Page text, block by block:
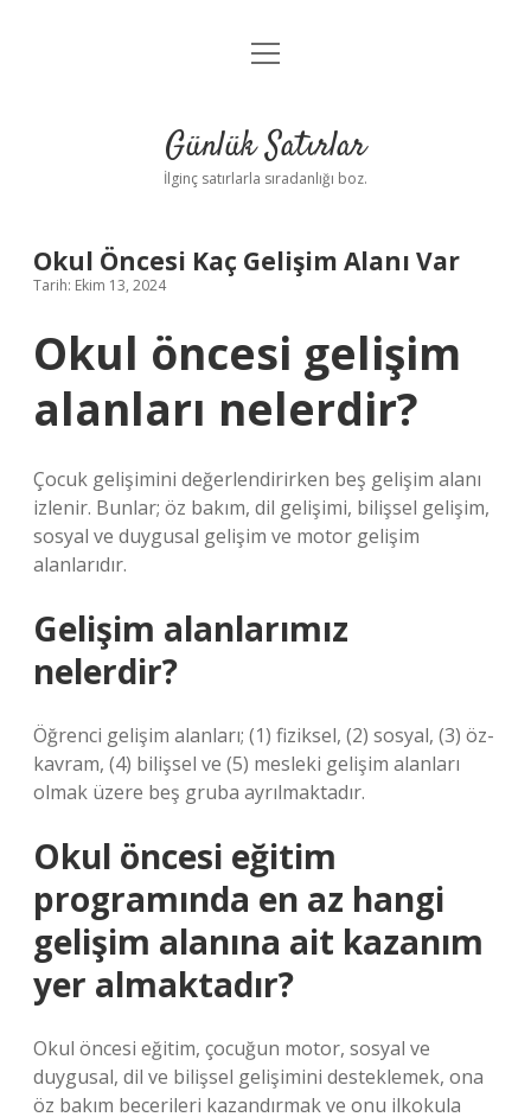
Anasayfa
Yasal Uyarı
menüyü
Günlük Satırlar
İlginç satırlarla sıradanlığı boz.
Okul Öncesi Kaç Gelişim Alanı Var
Tarih: Ekim 13, 2024
Okul öncesi gelişim
alanları nelerdir?
Çocuk gelişimini değerlendirirken beş gelişim alanı
izlenir. Bunlar; öz bakım, dil gelişimi, bilişsel gelişim,
sosyal ve duygusal gelişim ve motor gelişim
alanlarıdır.
Gelişim alanlarımız
nelerdir?
Öğrenci gelişim alanları; (1) fiziksel, (2) sosyal, (3) öz-
kavram, (4) bilişsel ve (5) mesleki gelişim alanları
olmak üzere beş gruba ayrılmaktadır.
Okul öncesi eğitim
programında en az hangi
gelişim alanına ait kazanım
yer almaktadır?
Okul öncesi eğitim, çocuğun motor, sosyal ve
duygusal, dil ve bilişsel gelişimini desteklemek, ona
öz bakım becerileri kazandırmak ve onu ilkokula